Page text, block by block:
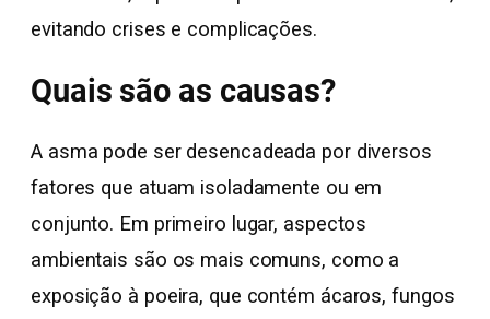
evitando crises e complicações.
Quais são as causas?
A asma pode ser desencadeada por diversos
fatores que atuam isoladamente ou em
conjunto. Em primeiro lugar, aspectos
ambientais são os mais comuns, como a
exposição à poeira, que contém ácaros, fungos